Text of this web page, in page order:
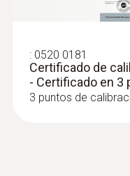
: 0520 0181
Certificado de
- Certificado en 3
3 puntos de